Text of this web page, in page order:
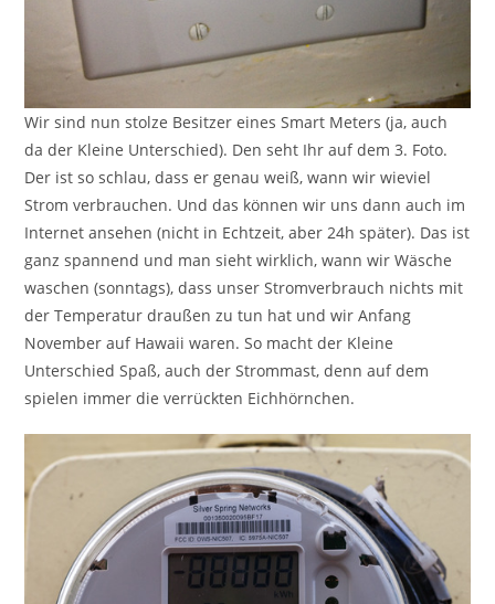
Wir sind nun stolze Besitzer eines Smart Meters (ja, auch
da der Kleine Unterschied). Den seht Ihr auf dem 3. Foto.
Der ist so schlau, dass er genau weiß, wann wir wieviel
Strom verbrauchen. Und das können wir uns dann auch im
Internet ansehen (nicht in Echtzeit, aber 24h später). Das ist
ganz spannend und man sieht wirklich, wann wir Wäsche
waschen (sonntags), dass unser Stromverbrauch nichts mit
der Temperatur draußen zu tun hat und wir Anfang
November auf Hawaii waren. So macht der Kleine
Unterschied Spaß, auch der Strommast, denn auf dem
spielen immer die verrückten Eichhörnchen.